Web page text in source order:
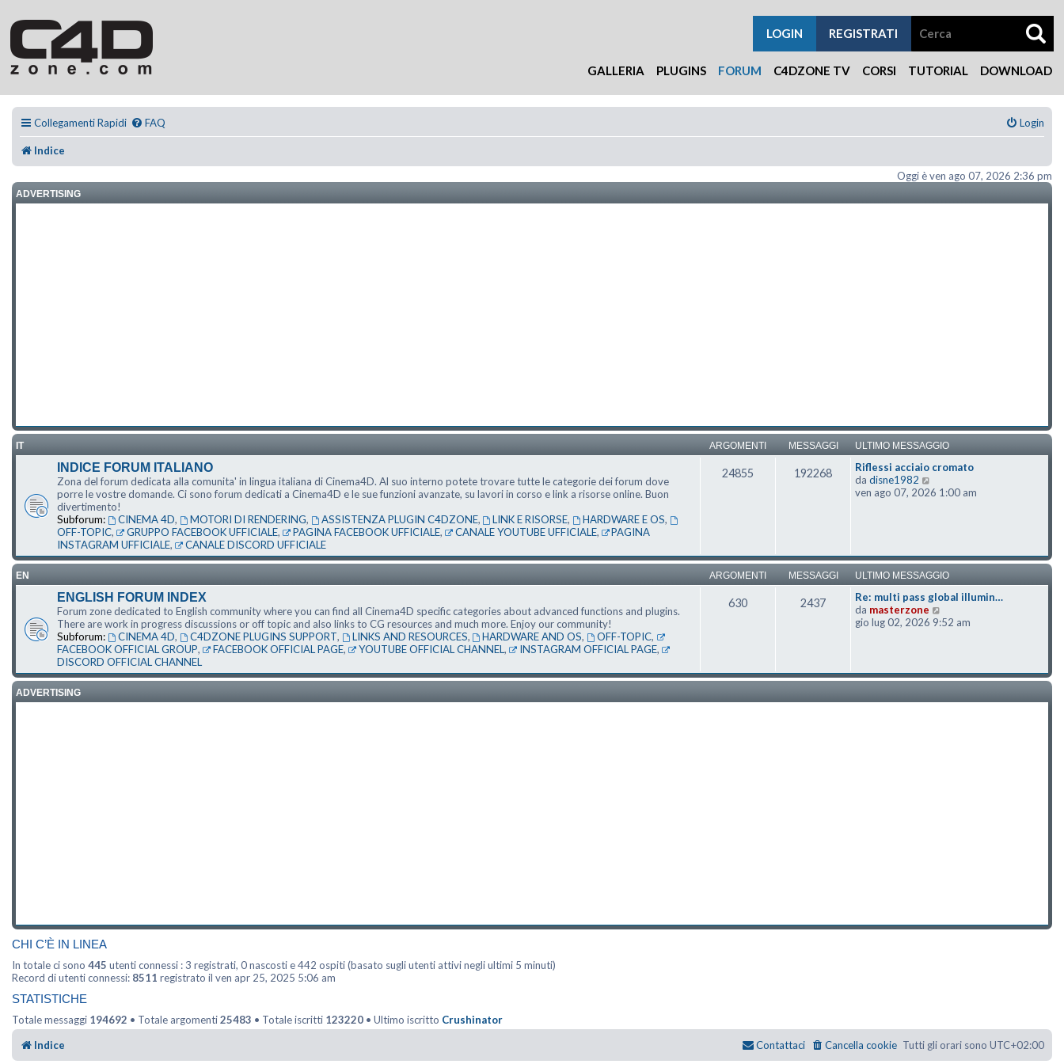
GALLERIA PLUGINS FORUM C4DZONE TV CORSI TUTORIAL DOWNLOAD
REGISTRATI
LOGIN
Collegamenti Rapidi FAQ Login
Indice
Oggi è ven ago 07, 2026 2:36 pm
ADVERTISING
IT ARGOMENTI MESSAGGI ULTIMO MESSAGGIO
INDICE FORUM ITALIANO
Zona del forum dedicata alla comunita' in lingua italiana di Cinema4D. Al suo interno potete trovare tutte le categorie dei forum dove
porre le vostre domande. Ci sono forum dedicati a Cinema4D e le sue funzioni avanzate, su lavori in corso e link a risorse online. Buon
divertimento!
Subforum:
CINEMA 4D, MOTORI DI RENDERING, ASSISTENZA PLUGIN C4DZONE, LINK E RISORSE, HARDWARE E OS,
OFF-TOPIC, GRUPPO FACEBOOK UFFICIALE, PAGINA FACEBOOK UFFICIALE, CANALE YOUTUBE UFFICIALE,
PAGINA
INSTAGRAM UFFICIALE, CANALE DISCORD UFFICIALE
24855 192268
Riflessi acciaio cromato
da disne1982
ven ago 07, 2026 1:00 am
EN ARGOMENTI MESSAGGI ULTIMO MESSAGGIO
ENGLISH FORUM INDEX
Forum zone dedicated to English community where you can find all Cinema4D specific categories about advanced functions and plugins.
There are work in progress discussions or off topic and also links to CG resources and much more. Enjoy our community!
Subforum:
CINEMA 4D, C4DZONE PLUGINS SUPPORT, LINKS AND RESOURCES, HARDWARE AND OS, OFF-TOPIC,
FACEBOOK OFFICIAL GROUP, FACEBOOK OFFICIAL PAGE, YOUTUBE OFFICIAL CHANNEL, INSTAGRAM OFFICIAL PAGE,
DISCORD OFFICIAL CHANNEL
630 2437
Re: multi pass global illumin…
da masterzone
gio lug 02, 2026 9:52 am
ADVERTISING
CHI C’È IN LINEA
In totale ci sono 445 utenti connessi : 3 registrati, 0 nascosti e 442 ospiti (basato sugli utenti attivi negli ultimi 5 minuti)
Record di utenti connessi: 8511 registrato il ven apr 25, 2025 5:06 am
STATISTICHE
Totale messaggi 194692 • Totale argomenti25483 • Totale iscritti 123220 • Ultimo iscritto Crushinator
Indice
Tutti gli orari sono UTC+02:00
Cancella cookie
Contattaci